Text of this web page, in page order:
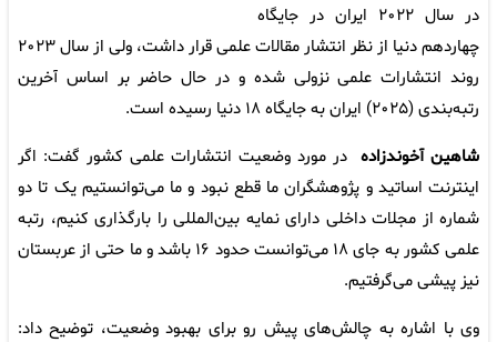
در سال ۲۰۲۲ ایران در جایگاه
چهاردهم دنیا از نظر انتشار مقالات علمی قرار داشت، ولی از سال ۲۰۲۳
روند انتشارات علمی نزولی شده و در حال حاضر بر اساس آخرین
رتبه‌بندی (۲۰۲۵) ایران به جایگاه ۱۸ دنیا رسیده است.
شاهین آخوندزاده در مورد وضعیت انتشارات علمی کشور گفت: اگر
اینترنت اساتید و پژوهشگران ما قطع نبود و ما می‌توانستیم یک تا دو
شماره از مجلات داخلی دارای نمایه بین‌المللی را بارگذاری کنیم، رتبه
علمی کشور به جای ۱۸ می‌توانست حدود ۱۶ باشد و ما حتی از عربستان
نیز پیشی می‌گرفتیم.
وی با اشاره به چالش‌های پیش رو برای بهبود وضعیت، توضیح داد: